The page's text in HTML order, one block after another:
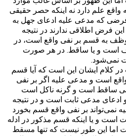
علم دارد نه اینکه حصر حقیقی
فرضی که مدعی علیه ادعای جهل به
فرض اطلاقی ندارند در نتیجه
به قسم بر نفی واقع است، در
است و یا ساقط. در هر صورت
نمی‌شود.
کلام ایشان این است که آیا قسم
است و مدعی علیه اگر بر نفی
ساقط است و گرنه ناکل است
ادعای مدعی ثابت است و در نتیجه
بر نفی واقع قسم بخورد
است و یا اینکه قسم مذکور در ادله
اما این طور نیست که تنها مسقط